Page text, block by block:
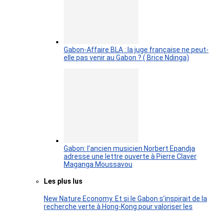
Gabon-Affaire BLA : la juge française ne peut-
elle pas venir au Gabon ? ( Brice Ndinga)
Gabon: l’ancien musicien Norbert Epandja
adresse une lettre ouverte à Pierre Claver
Maganga Moussavou
Les plus lus
New Nature Economy. Et si le Gabon s’inspirait de la
recherche verte à Hong-Kong pour valoriser les